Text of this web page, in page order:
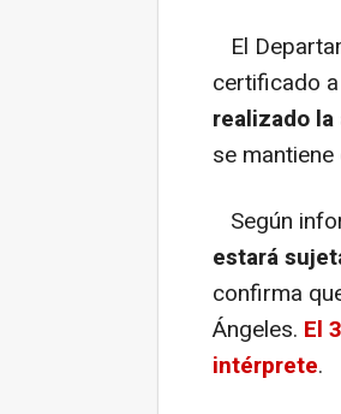
El
certificado
realizado
se
Según
estará
confirma
Ángeles. El
intérprete.